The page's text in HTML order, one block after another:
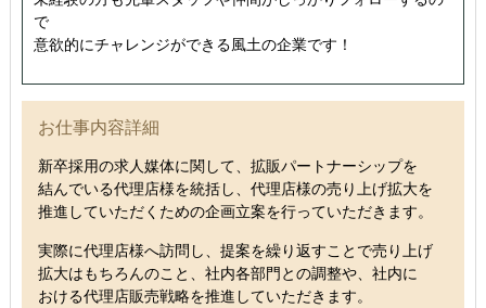
で
意欲的にチャレンジができる風土の企業です！
お仕事内容詳細
新卒採用の求人媒体に関して、拡販パートナーシップを
結んでいる代理店様を統括し、代理店様の売り上げ拡大を
推進していただくための企画立案を行っていただきます。
実際に代理店様へ訪問し、提案を繰り返すことで売り上げ
拡大はもちろんのこと、社内各部門との調整や、社内に
おける代理店販売戦略を推進していただきます。